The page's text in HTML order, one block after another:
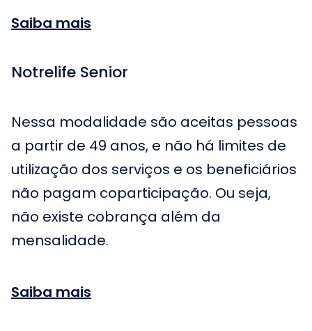
Saiba mais
Notrelife Senior
Nessa modalidade são aceitas pessoas
a partir de 49 anos, e não há limites de
utilização dos serviços e os beneficiários
não pagam coparticipação. Ou seja,
não existe cobrança além da
mensalidade.
Saiba mais